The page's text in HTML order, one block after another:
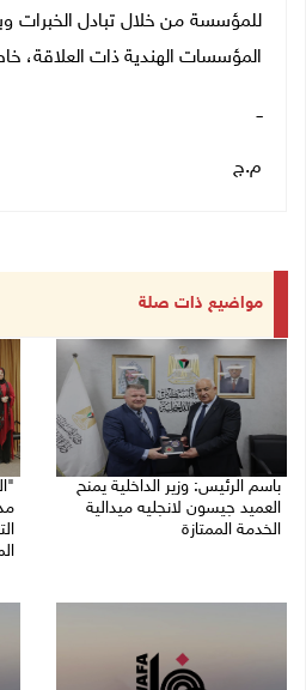
للمؤسسة من خلال تبادل الخبرات
المؤسسات الهندية ذات العلاقة،
ــ
م.ج
مواضيع ذات صلة
باسم الرئيس: وزير الداخلية يمنح
العميد جيسون لانجليه ميدالية
الخدمة الممتازة